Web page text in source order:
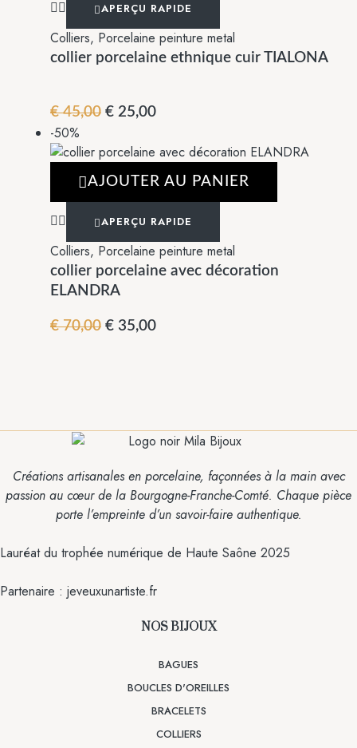
APERÇU RAPIDE
Colliers, Porcelaine peinture metal
collier porcelaine ethnique cuir TIALONA
€45,00 Le
initial
était :
€ 45,00.
€ 25,00Le
actuel
est :
€ 25,00.
-50%
AJOUTER AU PANIER
APERÇU RAPIDE
Colliers, Porcelaine peinture metal
collier porcelaine avec décoration
ELANDRA
€70,00 Le
€ 35,00Le
Créations artisanales en porcelaine, façonnées à la main avec
passion au cœur de la Bourgogne-Franche-Comté. Chaque pièce
porte l’empreinte d’un savoir-faire authentique.
Lauréat du trophée numérique de Haute Saône 2025
Partenaire : jeveuxunartiste.fr
NOS BIJOUX
BAGUES
BOUCLES D'OREILLES
BRACELETS
COLLIERS